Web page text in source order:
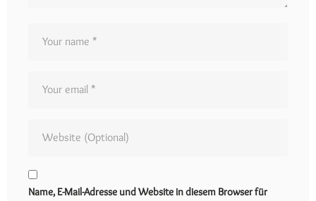
Name, E-Mail-Adresse und Website in diesem Browser für